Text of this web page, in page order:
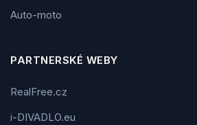
Auto-moto
PARTNERSKÉ WEBY
RealFree.cz
i-DIVADLO.eu